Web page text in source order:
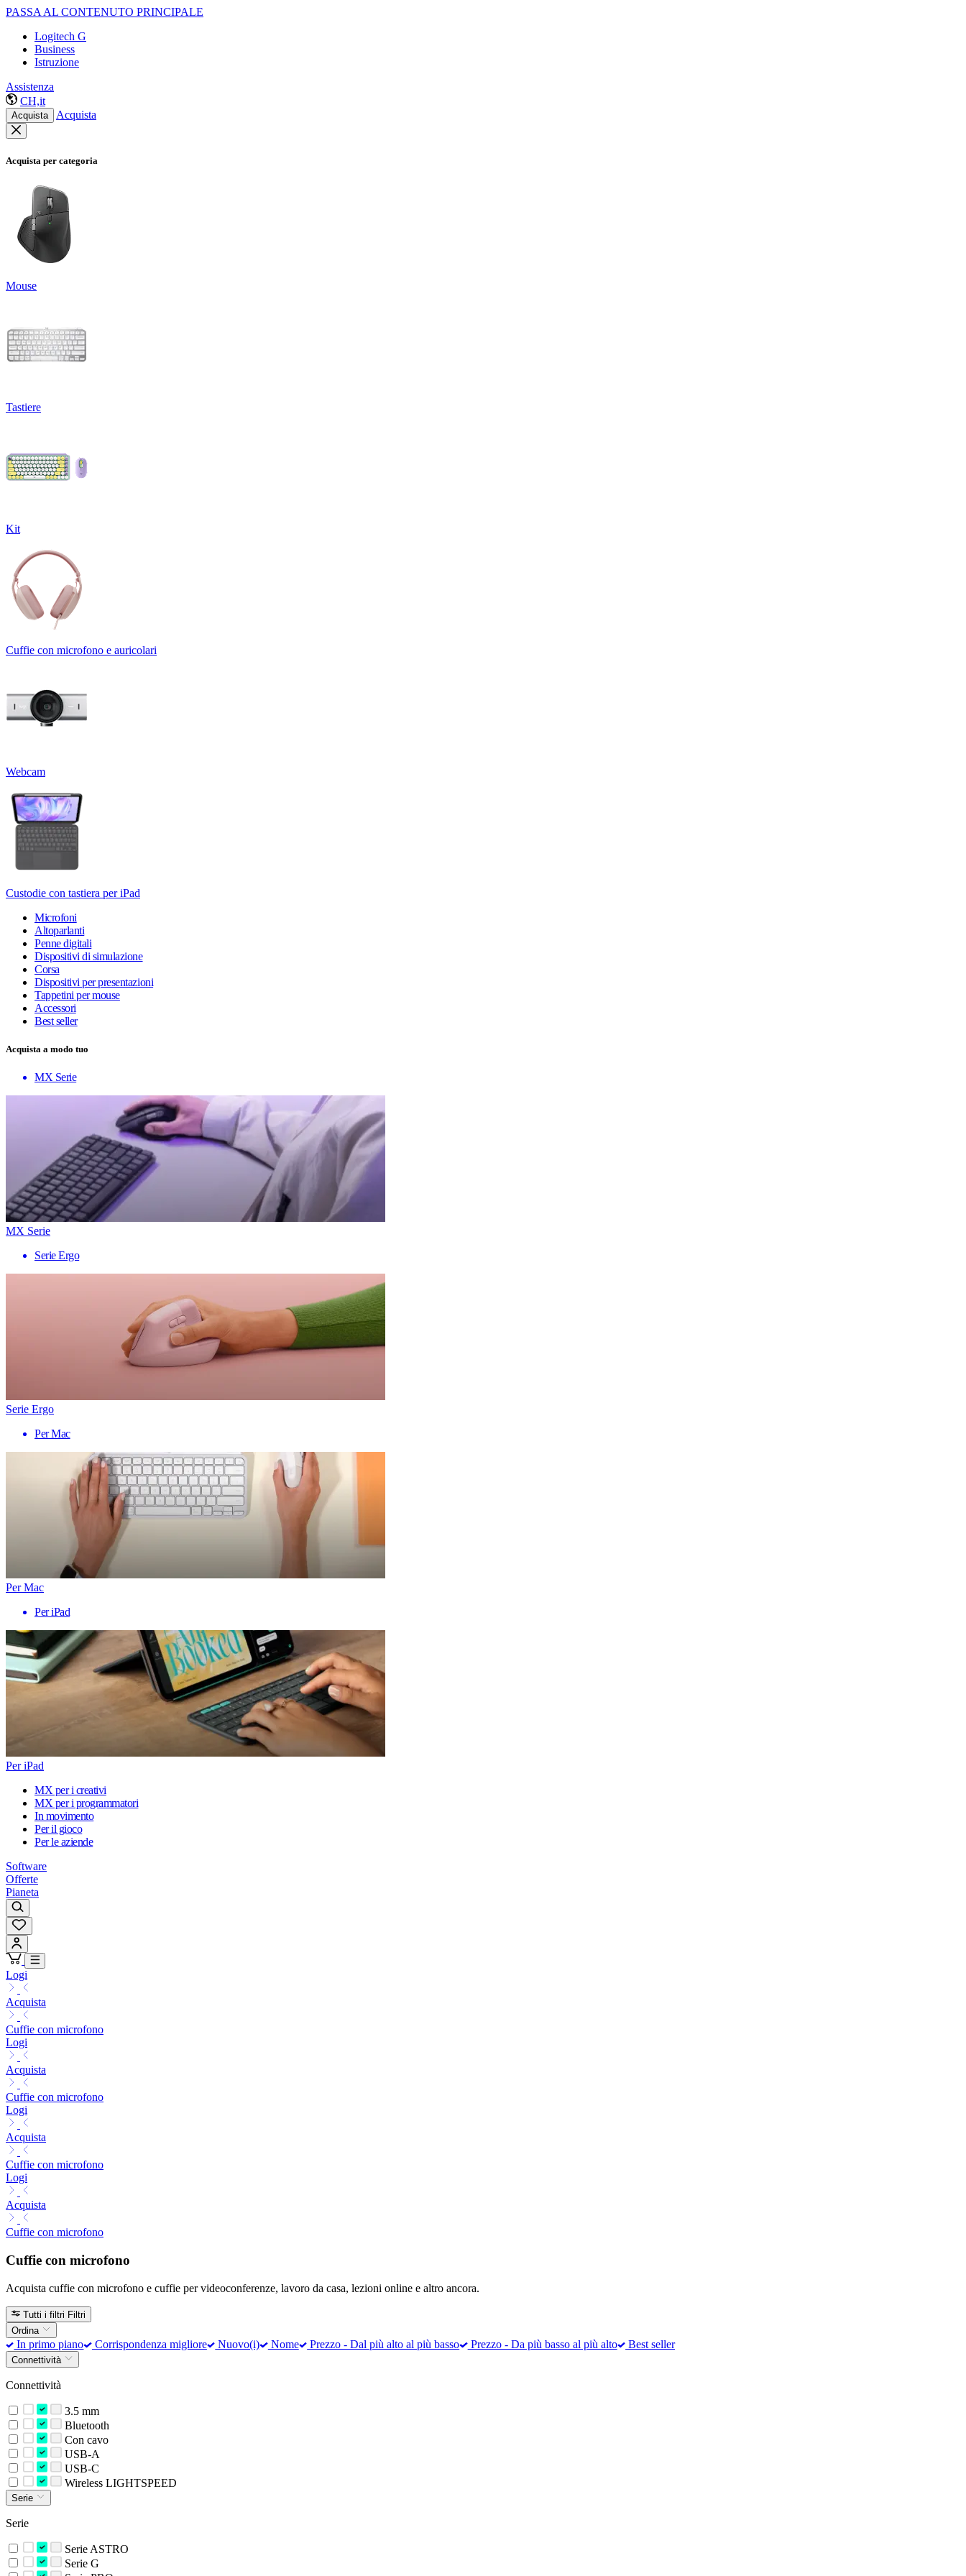
PASSA AL CONTENUTO PRINCIPALE
Logitech G
Business
Istruzione
Assistenza
CH,it
Acquista Acquista
Acquista per categoria
Mouse
Tastiere
Kit
Cuffie con microfono e auricolari
Webcam
Custodie con tastiera per iPad
Microfoni
Altoparlanti
Penne digitali
Dispositivi di simulazione
Corsa
Dispositivi per presentazioni
Tappetini per mouse
Accessori
Best seller
Acquista a modo tuo
MX Serie
MX Serie
Serie Ergo
Serie Ergo
Per Mac
Per Mac
Per iPad
Per iPad
MX per i creativi
MX per i programmatori
In movimento
Per il gioco
Per le aziende
Software
Offerte
Pianeta
Logi
Acquista
Cuffie con microfono
Logi
Acquista
Cuffie con microfono
Logi
Acquista
Cuffie con microfono
Logi
Acquista
Cuffie con microfono
Cuffie con microfono
Acquista cuffie con microfono e cuffie per videoconferenze, lavoro da casa, lezioni online e altro ancora.
Tutti i filtri Filtri
Ordina
In primo piano Corrispondenza migliore Nuovo(i) Nome Prezzo - Dal più alto al più basso Prezzo - Da più basso al più alto Best seller
Connettività
Connettività
3.5 mm
Bluetooth
Con cavo
USB-A
USB-C
Wireless LIGHTSPEED
Serie
Serie
Serie ASTRO
Serie G